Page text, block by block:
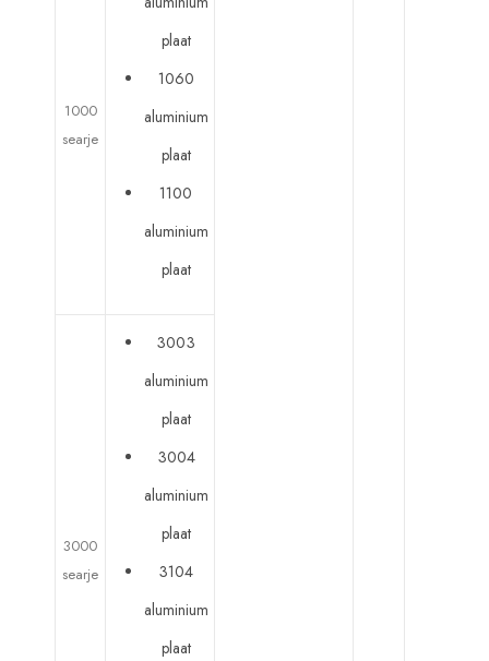
1000
searje
plaat
1060
aluminium
plaat
1100
aluminium
plaat
3000
searje
3003
aluminium
plaat
3004
aluminium
plaat
3104
aluminium
plaat